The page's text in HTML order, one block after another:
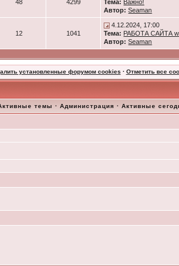
48 4299 Тема: Важно!
Автор: Seaman
12 1041
4.12.2024, 17:00
Тема: РАБОТА САЙТА
Автор: Seaman
установленные форумом cookies · Отметить все
темы ·Администрация ·Активные